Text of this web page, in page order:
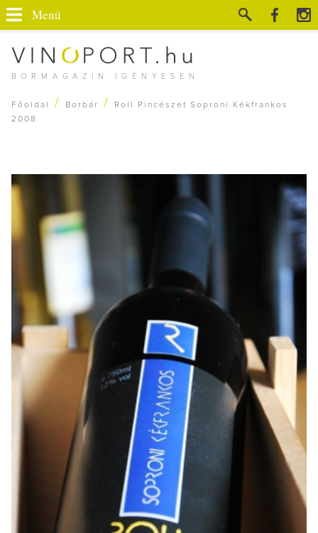
BORMAGAZIN IGÉNYESEN
Menü
Főoldal / Borbár /
Roll Pincészet Soproni Kékfrankos
2008